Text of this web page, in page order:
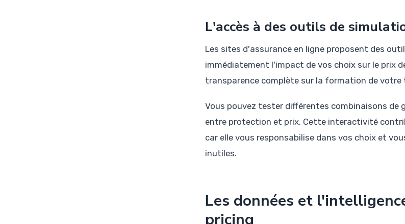
L'accès à des outils de
Les sites d'assurance en ligne proposent des
immédiatement l'impact de vos choix sur le prix
transparence complète sur la formation de
Vous pouvez tester différentes combinaisons
entre protection et prix. Cette interactivité
car elle vous responsabilise dans vos choix et
inutiles.
Les données et
pricing